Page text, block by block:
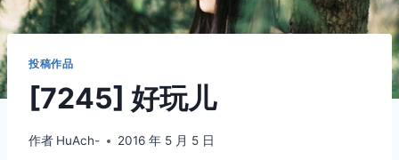
投稿作品
[7245] 好玩儿
作者 HuAch- 2016 年 5 月 5 日